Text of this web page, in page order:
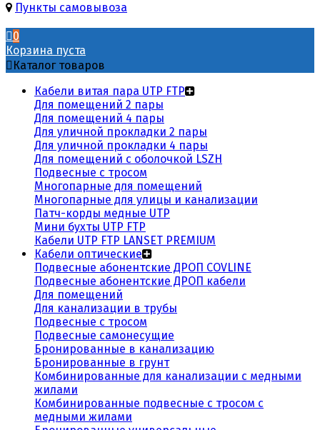
Пункты самовывоза
0
Корзина пуста
Каталог товаров
Кабели витая пара UTP FTP
Для помещений 2 пары
Для помещений 4 пары
Для уличной прокладки 2 пары
Для уличной прокладки 4 пары
Для помещений с оболочкой LSZH
Подвесные с тросом
Многопарные для помещений
Многопарные для улицы и канализации
Патч-корды медные UTP
Мини бухты UTP FTP
Кабели UTP FTP LANSET PREMIUM
Кабели оптические
Подвесные абонентские ДРОП COVLINE
Подвесные абонентские ДРОП кабели
Для помещений
Для канализации в трубы
Подвесные с тросом
Подвесные самонесущие
Бронированные в канализацию
Бронированные в грунт
Комбинированные для канализации с медными
жилами
Комбинированные подвесные с тросом с
медными жилами